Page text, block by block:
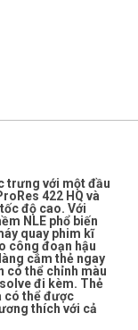
trưng với một đầu
422 HQ và
độ cao. Với
NLE phổ biến
quay phim kĩ
công đoạn hậu
cắm thẻ ngay
có thể chỉnh màu
đi kèm. Thẻ
có thể được
thích với cả